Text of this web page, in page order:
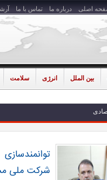
اصلی درباره ما تماس با ما
بین الملل انرژی سلامت
شرکت ملی